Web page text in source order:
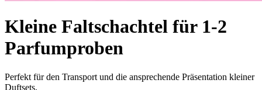
Kleine Faltschachtel für 1-2
Parfumproben
Perfekt für den Transport und die ansprechende Präsentation kleiner
Duftsets.